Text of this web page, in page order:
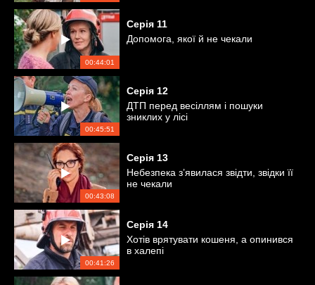
00:44:01
Серія 11
Допомога, якої й не чекали
00:45:51
Серія 12
ДТП перед весіллям і пошуки
зниклих у лісі
00:43:08
Серія 13
Небезпека з’явилася звідти, звідки її
не чекали
00:41:26
Серія 14
Хотів врятувати кошеня, а опинився
в халепі